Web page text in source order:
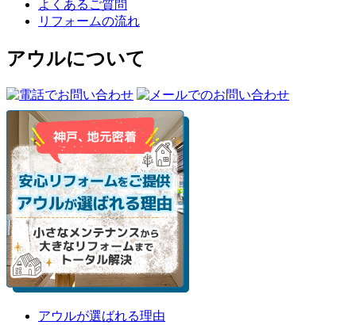
よくあるご質問
リフォームの流れ
アウルについて
アウルが選ばれる理由